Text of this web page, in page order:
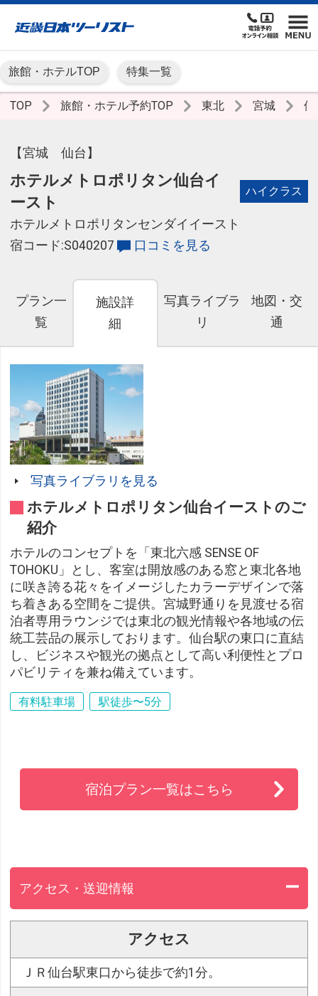
旅館・ホテルTOP 特集一覧
TOP 旅館・ホテル予約TOP 東北 宮城
【宮城 仙台】
ホテルメトロポリタン仙台イ
ースト
ハイクラス
ホテルメトロポリタンセンダイイースト
宿コード:S040207
口コミを見る
プラン一
覧
施設詳
細
写真ライブラ
リ
地図・交
通
写真ライブラリを見る
ホテルメトロポリタン仙台イーストのご
紹介
ホテルのコンセプトを「東北六感 SENSE OF
TOHOKU」とし、客室は開放感のある窓と東北各地
に咲き誇る花々をイメージしたカラーデザインで落
ち着きある空間をご提供。宮城野通りを見渡せる宿
泊者専用ラウンジでは東北の観光情報や各地域の伝
統工芸品の展示しております。仙台駅の東口に直結
し、ビジネスや観光の拠点として高い利便性とプロ
パビリティを兼ね備えています。
有料駐車場 駅徒歩〜5分
宿泊プラン一覧はこちら
アクセス・送迎情報
アクセス
ＪＲ仙台駅東口から徒歩で約1分。